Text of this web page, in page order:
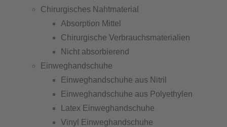
Chirurgisches Nahtmaterial
Absorption Mittel
Chirurgische Verbrauchsmaterialien
Nicht absorbierend
Einweghandschuhe
Einweghandschuhe aus Nitril
Einweghandschuhe aus Polyethylen
Latex Einweghandschuhe
Vinyl Einweghandschuhe